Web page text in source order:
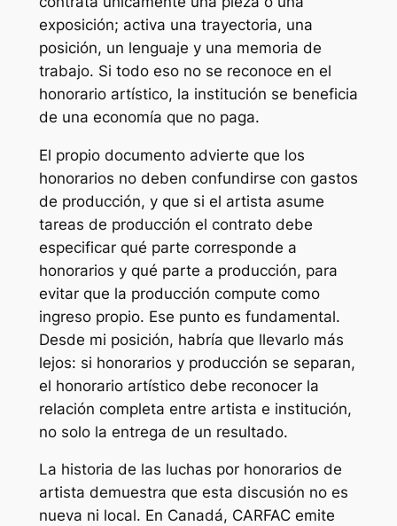
exposición; activa una trayectoria, una
posición, un lenguaje y una memoria de
trabajo. Si todo eso no se reconoce en el
honorario artístico, la institución se beneficia
de una economía que no paga.
El propio documento advierte que los
honorarios no deben confundirse con gastos
de producción, y que si el artista asume
tareas de producción el contrato debe
especificar qué parte corresponde a
honorarios y qué parte a producción, para
evitar que la producción compute como
ingreso propio. Ese punto es fundamental.
Desde mi posición, habría que llevarlo más
lejos: si honorarios y producción se separan,
el honorario artístico debe reconocer la
relación completa entre artista e institución,
no solo la entrega de un resultado.
La historia de las luchas por honorarios de
artista demuestra que esta discusión no es
nueva ni local. En Canadá, CARFAC emite